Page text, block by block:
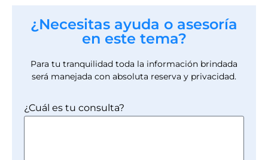
¿Necesitas ayuda o asesoría
en este tema?
Para tu tranquilidad toda la información brindada
será manejada con absoluta reserva y privacidad.
¿Cuál es tu consulta?